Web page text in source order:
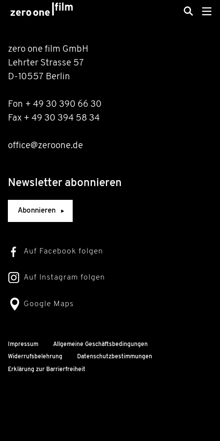
zero one film GmbH
Lehrter Strasse 57
D-10557 Berlin
Fon + 49 30 390 66 30
Fax + 49 30 394 58 34
office@zeroone.de
Newsletter abonnieren
Abonnieren
Auf Facebook folgen
Auf Instagram folgen
Google Maps
Impressum Allgemeine Geschäftsbedingungen
Widerrufsbelehrung Datenschutzbestimmungen
Erklärung zur Barrierfreiheit